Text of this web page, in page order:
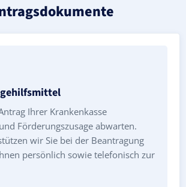
Ihrer Krankenkasse
Förderungszusage abwarten.
wir Sie bei der Beantragung
persönlich sowie telefonisch zur